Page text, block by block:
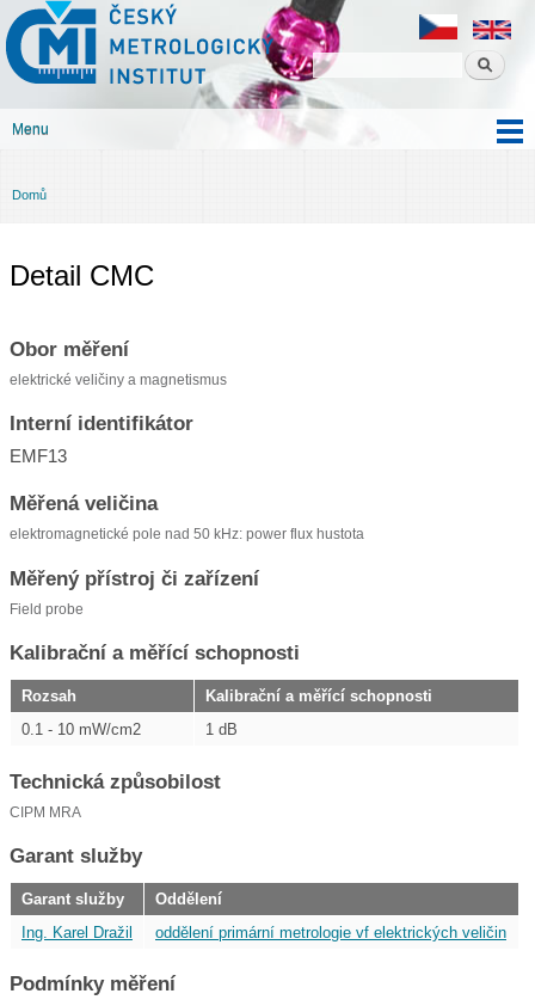
obsahu
Český
metrologický
institut
Menu
Jste zde
Domů
Detail CMC
Obor měření
elektrické veličiny a magnetismus
Interní identifikátor
EMF13
Měřená veličina
elektromagnetické pole nad 50 kHz: power flux hustota
Měřený přístroj či zařízení
Field probe
Kalibrační a měřící schopnosti
Rozsah
Kalibrační a měřící schopnosti
0.1 - 10 mW/cm2
1 dB
Technická způsobilost
CIPM MRA
Garant služby
Garant služby
Oddělení
Ing. Karel Dražil
oddělení primární metrologie vf elektrických veličin
Podmínky měření